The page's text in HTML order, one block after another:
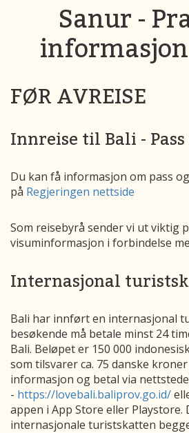
Sanur -
FØR AVREISE
Innreise til Bali -
Du kan få informasjon om pass
på Regjeringen nettside
Som reisebyrå sender vi ut viktig
visuminformasjon i forbindelse
Internasjonal
Bali har innført en internasjonal
besøkende må betale minst 24
Bali. Beløpet er 150 000
som tilsvarer ca. 75 danske
informasjon og betal via
- https://lovebali.baliprov.go.id/
appen i App Store eller Playstore.
internasjonale turistskatten